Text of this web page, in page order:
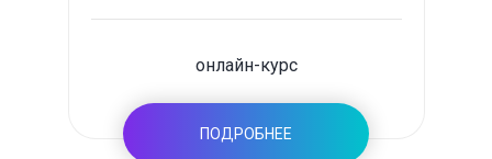
онлайн-курс
ПОДРОБНЕЕ